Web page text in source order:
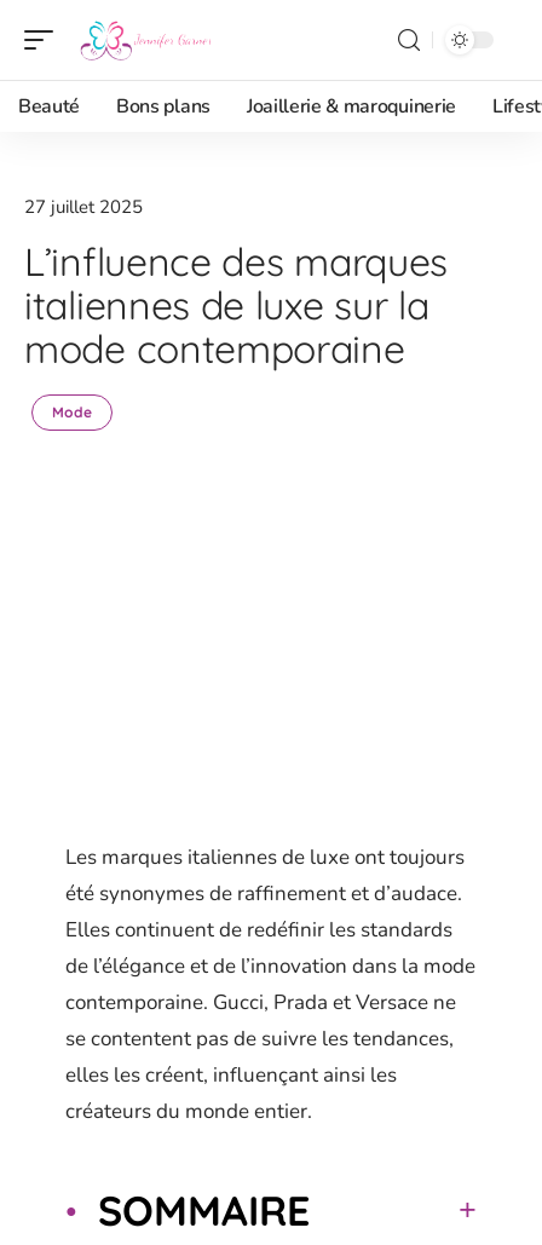
Beauté Bons plans Joaillerie & maroquinerie
27 juillet 2025
L’influence des marques
italiennes de luxe sur la
mode contemporaine
Mode
Les marques italiennes de luxe ont toujours
été synonymes de raffinement et d’audace.
Elles continuent de redéfinir les standards
de l’élégance et de l’innovation dans la mode
contemporaine. Gucci, Prada et Versace ne
se contentent pas de suivre les tendances,
elles les créent, influençant ainsi les
créateurs du monde entier.
SOMMAIRE